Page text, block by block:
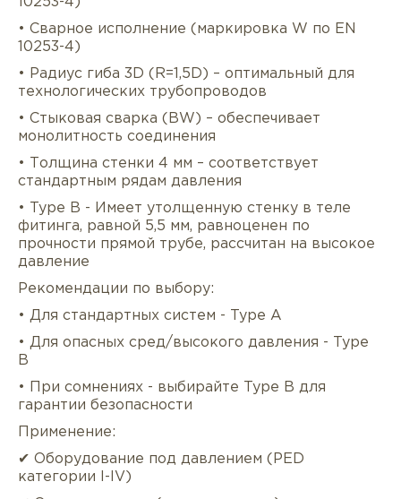
Описание Характеристики
Услуги Оплата/доставка Отзывы/
• Сварное исполнение (маркировка W по EN
10253-4)
• Радиус гиба 3D (R=1,5D) – оптимальный для
технологических трубопроводов
• Стыковая сварка (BW) – обеспечивает
монолитность соединения
• Толщина стенки 4 мм – соответствует
стандартным рядам давления
• Type B - Имеет утолщенную стенку в теле
фитинга, равной 5,5 мм, равноценен по
прочности прямой трубе, рассчитан на высокое
давление
Рекомендации по выбору:
• Для стандартных систем - Type A
• Для опасных сред/высокого давления - Type
B
• При сомнениях - выбирайте Type B для
гарантии безопасности
Применение:
✔ Оборудование под давлением (PED
категории I-IV)